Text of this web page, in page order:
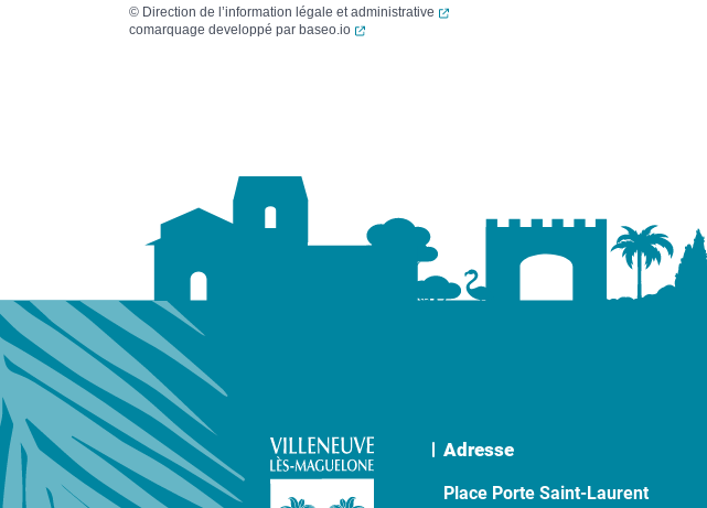
© Direction de l’information légale et administrative
(ouverture dans un nouvel onglet)
comarquage developpé par baseo.io (ouverture dans un nouvel onglet)
Adresse
Place Porte Saint-Laurent